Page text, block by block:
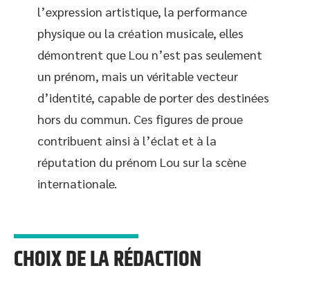
l’expression artistique, la performance
physique ou la création musicale, elles
démontrent que Lou n’est pas seulement
un prénom, mais un véritable vecteur
d’identité, capable de porter des destinées
hors du commun. Ces figures de proue
contribuent ainsi à l’éclat et à la
réputation du prénom Lou sur la scène
internationale.
CHOIX DE LA RÉDACTION